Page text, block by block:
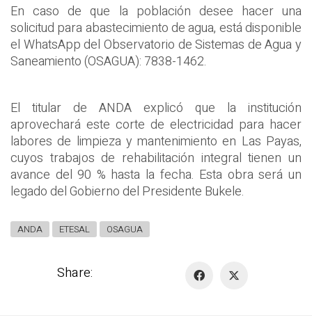
En caso de que la población desee hacer una
solicitud para abastecimiento de agua, está disponible
el WhatsApp del Observatorio de Sistemas de Agua y
Saneamiento (OSAGUA): 7838-1462.
El titular de ANDA explicó que la institución
aprovechará este corte de electricidad para hacer
labores de limpieza y mantenimiento en Las Payas,
cuyos trabajos de rehabilitación integral tienen un
avance del 90 % hasta la fecha. Esta obra será un
legado del Gobierno del Presidente Bukele.
ANDA ETESAL OSAGUA
Share: